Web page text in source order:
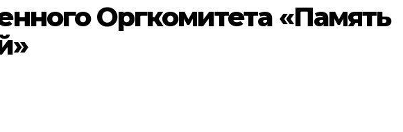
Оргкомитета «Память